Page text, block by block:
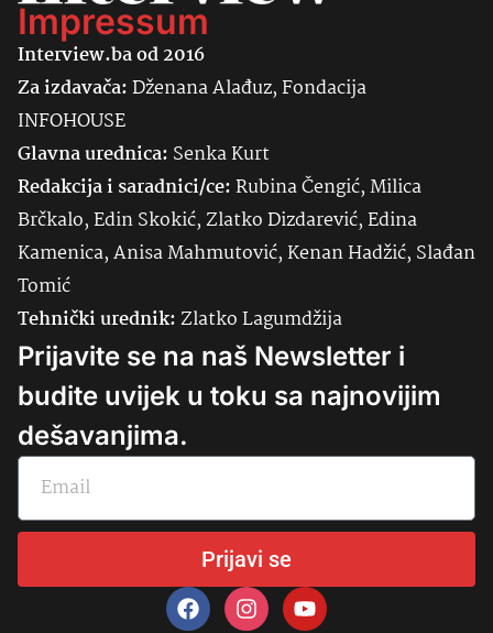
Impressum
Interview.ba od 2016
Za izdavača:Dženana Alađuz, Fondacija
INFOHOUSE
Glavna urednica: SenkaKurt
Redakcija i saradnici/ce:Rubina Čengić, Milica
Brčkalo, Edin Skokić, Zlatko Dizdarević, Edina
Kamenica, Anisa Mahmutović, Kenan Hadžić, Slađan
Tomić
Tehnički urednik:Zlatko Lagumdžija
Prijavite se na naš Newsletter i
budite uvijek u toku sa najnovijim
dešavanjima.
Prijavi se